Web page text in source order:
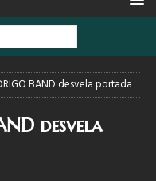
BAND desvela portada
desvela